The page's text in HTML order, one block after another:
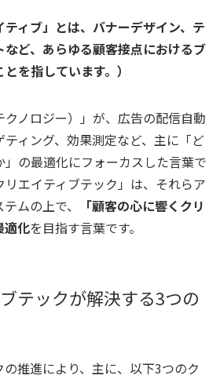
ティブ」とは、バナーデザイン、テ
ど、あらゆる顧客接点におけるブ
を指しています。）
クノロジー）」が、広告の配信自動
ィング、効果測定など、主に「ど
の最適化にフォーカスした言葉で
エイティブテック」は、それらア
ムの上で、
「顧客の心に響くクリ
適化を目指す言葉です。
テックが解決する3つの
推進により、主に、以下3つのク